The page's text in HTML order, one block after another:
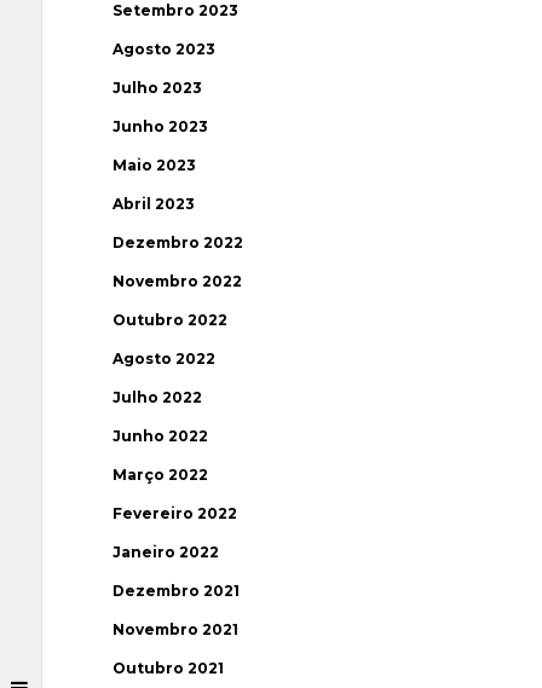
Setembro 2023
Agosto 2023
Julho 2023
Junho 2023
Maio 2023
Abril 2023
Dezembro 2022
Novembro 2022
Outubro 2022
Agosto 2022
Julho 2022
Junho 2022
Março 2022
Fevereiro 2022
Janeiro 2022
Dezembro 2021
Novembro 2021
Outubro 2021